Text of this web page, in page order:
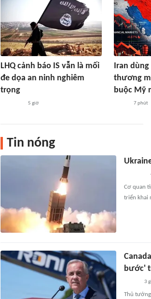
LHQ cảnh báo IS vẫn là mối
đe dọa an ninh nghiêm
trọng
5 giờ
Iran dùng
thương
buộc Mỹ
7 phút
Tin nóng
Cơ quan
triển khai
bước'
3
Thủ